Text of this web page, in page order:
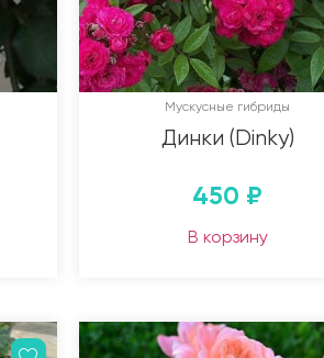
Мускусные гибриды
Динки (Dinky)
450 ₽
В корзину